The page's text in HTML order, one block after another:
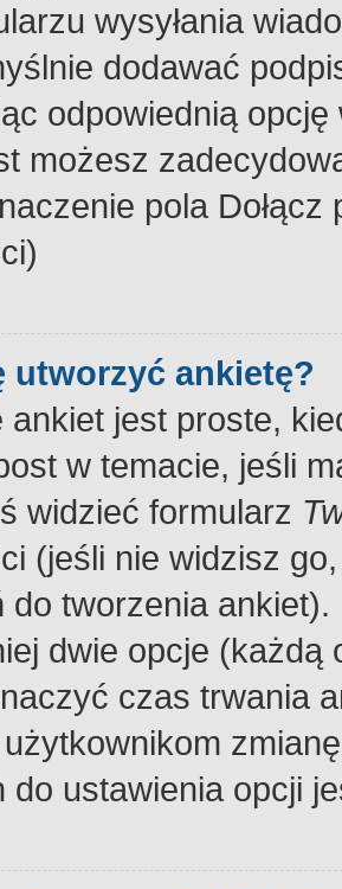
wysyłania
dodawać
odpowiednią
możesz
pola
utworzyć ankietę?
ankiet jest proste,
w temacie, jeśli
widzieć formularz
(jeśli nie widzisz
do tworzenia
dwie opcje
czas trwania
do ustawienia opcji